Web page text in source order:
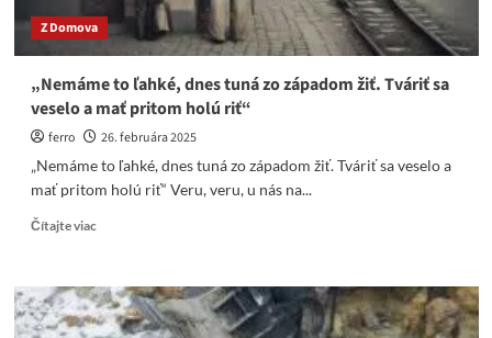
prírodných
zdrojoch
obnove
Ukrajiny
Z Domova
„Nemáme to ľahké, dnes tuná zo západom žiť. Tváriť sa
veselo a mať pritom holú riť“
ferro
26. februára 2025
„Nemáme to ľahké, dnes tuná zo západom žiť. Tváriť sa veselo a
mať pritom holú riť“ Veru, veru, u nás na...
Čítajte viacRead
„Nemáme
to
ľahké,